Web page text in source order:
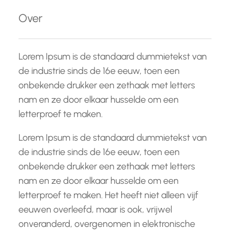
n
Over
Lorem Ipsum is de standaard dummietekst van
de industrie sinds de 16e eeuw, toen een
onbekende drukker een zethaak met letters
nam en ze door elkaar husselde om een
letterproef te maken.
Lorem Ipsum is de standaard dummietekst van
de industrie sinds de 16e eeuw, toen een
onbekende drukker een zethaak met letters
nam en ze door elkaar husselde om een
letterproef te maken. Het heeft niet alleen vijf
eeuwen overleefd, maar is ook, vrijwel
onveranderd, overgenomen in elektronische